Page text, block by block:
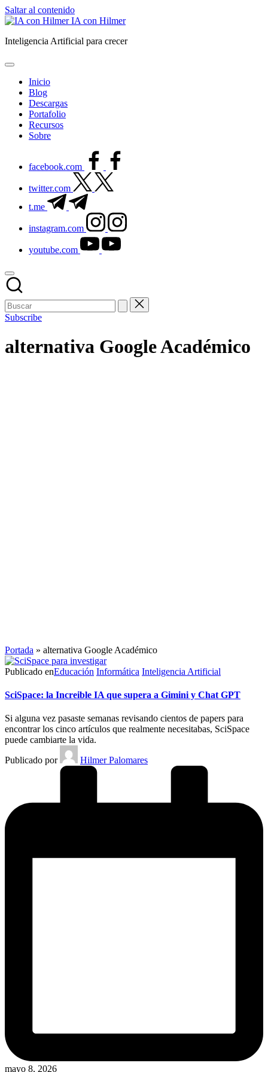
Saltar al contenido
IA con Hilmer
Inteligencia Artificial para crecer
Inicio
Blog
Descargas
Portafolio
Recursos
Sobre
facebook.com
twitter.com
t.me
instagram.com
youtube.com
Subscribe
alternativa Google Académico
Portada » alternativa Google Académico
Publicado enEducación Informática Inteligencia Artificial
SciSpace: la Increible IA que supera a Gimini y Chat GPT
Si alguna vez pasaste semanas revisando cientos de papers para
encontrar los cinco artículos que realmente necesitabas, SciSpace
puede cambiarte la vida.
Publicado por
Hilmer Palomares
mayo 8, 2026